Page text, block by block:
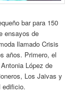
bar para 150
ensayos de
llamado Crisis
años. Primero, el
López de
Los Jaivas y
edificio.